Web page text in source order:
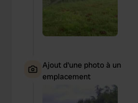
Ajout d'une photo à un
emplacement